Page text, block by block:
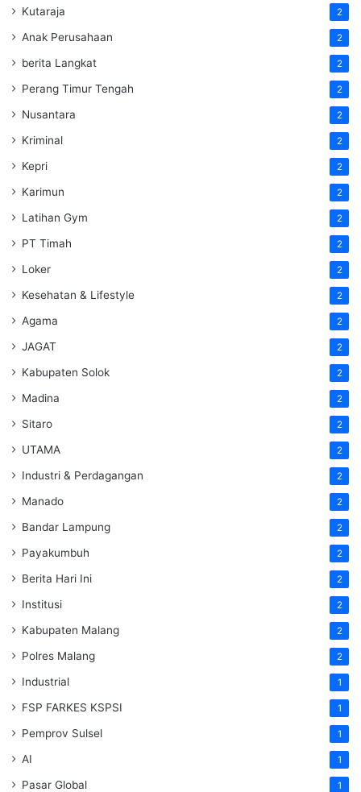
Kutaraja 2
Anak Perusahaan 2
berita Langkat 2
Perang Timur Tengah 2
Nusantara 2
Kriminal 2
Kepri 2
Karimun 2
Latihan Gym 2
PT Timah 2
Loker 2
Kesehatan & Lifestyle 2
Agama 2
JAGAT 2
Kabupaten Solok 2
Madina 2
Sitaro 2
UTAMA 2
Industri & Perdagangan 2
Manado 2
Bandar Lampung 2
Payakumbuh 2
Berita Hari Ini 2
Institusi 2
Kabupaten Malang 2
Polres Malang 2
Industrial 1
FSP FARKES KSPSI 1
Pemprov Sulsel 1
AI 1
Pasar Global 1